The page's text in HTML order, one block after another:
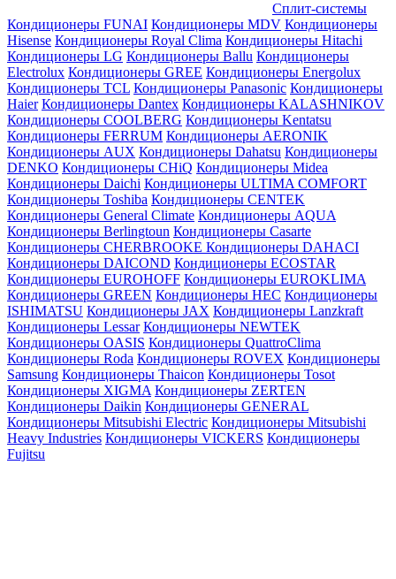
Сплит-системы
Кондиционеры FUNAI Кондиционеры MDV Кондиционеры
Hisense Кондиционеры Royal Clima Кондиционеры Hitachi
Кондиционеры LG Кондиционеры Ballu Кондиционеры
Electrolux Кондиционеры GREE Кондиционеры Energolux
Кондиционеры TCL Кондиционеры Panasonic Кондиционеры
Haier Кондиционеры Dantex Кондиционеры KALASHNIKOV
Кондиционеры СOOLBERG Кондиционеры Kentatsu
Кондиционеры FERRUM Кондиционеры AERONIK
Кондиционеры AUX Кондиционеры Dahatsu Кондиционеры
DENKO Кондиционеры CHiQ Кондиционеры Midea
Кондиционеры Daichi Кондиционеры ULTIMA COMFORT
Кондиционеры Toshiba Кондиционеры CENTEK
Кондиционеры General Climate Кондиционеры AQUA
Кондиционеры Berlingtoun Кондиционеры Casarte
Кондиционеры CHERBROOKE Кондиционеры DAHACI
Кондиционеры DAICOND Кондиционеры ECOSTAR
Кондиционеры EUROHOFF Кондиционеры EUROKLIMA
Кондиционеры GREEN Кондиционеры HEC Кондиционеры
ISHIMATSU Кондиционеры JAX Кондиционеры Lanzkraft
Кондиционеры Lessar Кондиционеры NEWTEK
Кондиционеры OASIS Кондиционеры QuattroClima
Кондиционеры Roda Кондиционеры ROVEX Кондиционеры
Samsung Кондиционеры Thaicon Кондиционеры Tosot
Кондиционеры XIGMA Кондиционеры ZERTEN
Кондиционеры Daikin Кондиционеры GENERAL
Кондиционеры Mitsubishi Electric Кондиционеры Mitsubishi
Heavy Industries Кондиционеры VICKERS Кондиционеры
Fujitsu